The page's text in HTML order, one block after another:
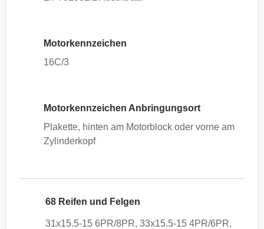
Motorkennzeichen
16C/3
Motorkennzeichen Anbringungsort
Plakette, hinten am Motorblock oder vorne am
Zylinderkopf
68 Reifen und Felgen
31x15.5-15 6PR/8PR, 33x15.5-15 4PR/6PR,